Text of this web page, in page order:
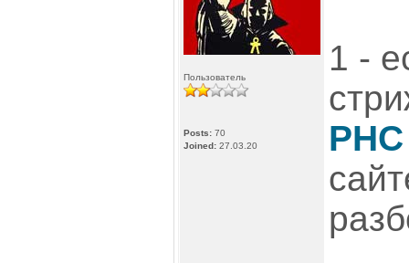
Пользователь
Posts: 70
Joined: 27.03.20
1 -